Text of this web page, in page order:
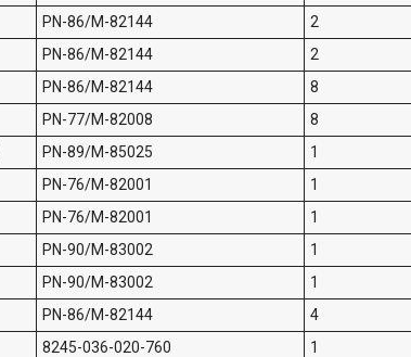
PN-86/M-82144
2
PN-86/M-82144
2
PN-86/M-82144
8
PN-77/M-82008
8
PN-89/M-85025
1
PN-76/M-82001
1
PN-76/M-82001
1
PN-90/M-83002
1
PN-90/M-83002
1
PN-86/M-82144
4
8245-036-020-760
1